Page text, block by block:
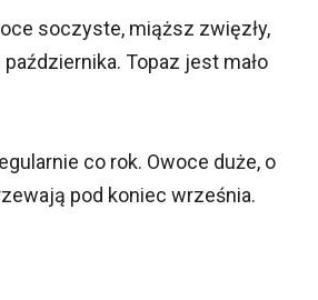
soczyste, miąższ zwięzły,
Topaz jest mało
co rok. Owoce duże, o
pod koniec września.